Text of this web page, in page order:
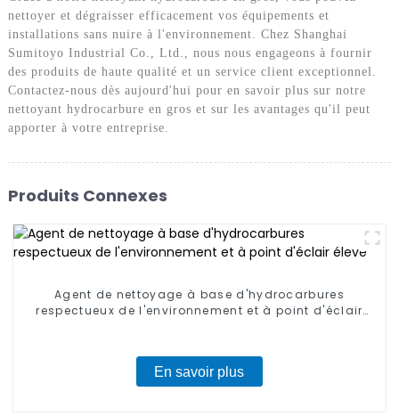
nettoyer et dégraisser efficacement vos équipements et
installations sans nuire à l'environnement. Chez Shanghai
Sumitoyo Industrial Co., Ltd., nous nous engageons à fournir
des produits de haute qualité et un service client exceptionnel.
Contactez-nous dès aujourd'hui pour en savoir plus sur notre
nettoyant hydrocarbure en gros et sur les avantages qu'il peut
apporter à votre entreprise.
Produits Connexes
Agent de nettoyage à base d'hydrocarbures
respectueux de l'environnement et à point d'éclair
En savoir plus